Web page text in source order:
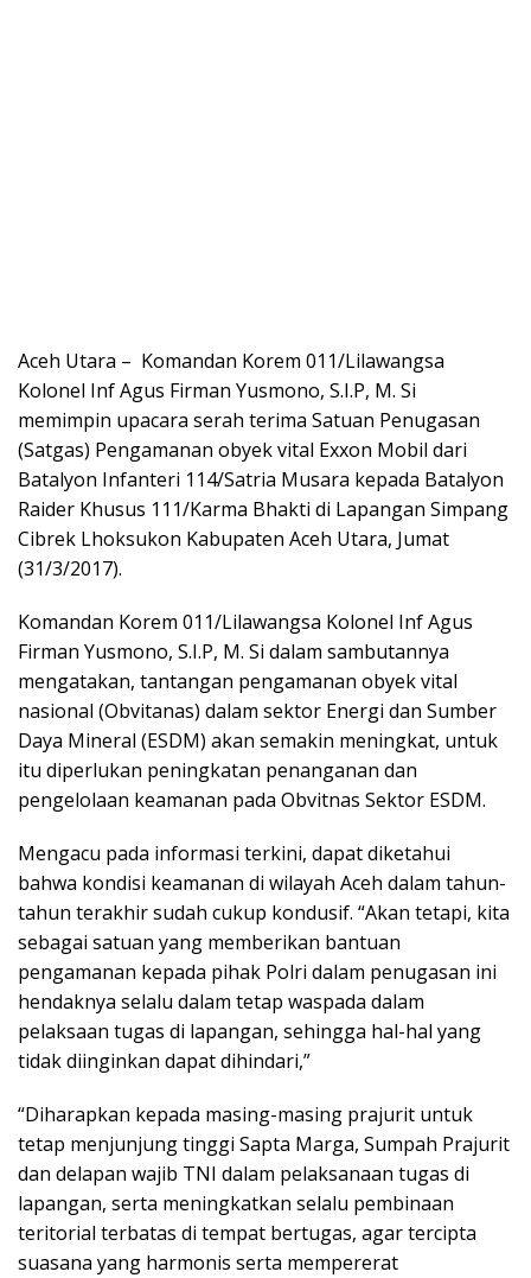
Aceh Utara – Komandan Korem 011/Lilawangsa
Kolonel Inf Agus Firman Yusmono, S.I.P, M. Si
memimpin upacara serah terima Satuan Penugasan
(Satgas) Pengamanan obyek vital Exxon Mobil dari
Batalyon Infanteri 114/Satria Musara kepada Batalyon
Raider Khusus 111/Karma Bhakti di Lapangan Simpang
Cibrek Lhoksukon Kabupaten Aceh Utara, Jumat
(31/3/2017).
Komandan Korem 011/Lilawangsa Kolonel Inf Agus
Firman Yusmono, S.I.P, M. Si dalam sambutannya
mengatakan, tantangan pengamanan obyek vital
nasional (Obvitanas) dalam sektor Energi dan Sumber
Daya Mineral (ESDM) akan semakin meningkat, untuk
itu diperlukan peningkatan penanganan dan
pengelolaan keamanan pada Obvitnas Sektor ESDM.
Mengacu pada informasi terkini, dapat diketahui
bahwa kondisi keamanan di wilayah Aceh dalam tahun-
tahun terakhir sudah cukup kondusif. “Akan tetapi, kita
sebagai satuan yang memberikan bantuan
pengamanan kepada pihak Polri dalam penugasan ini
hendaknya selalu dalam tetap waspada dalam
pelaksaan tugas di lapangan, sehingga hal-hal yang
tidak diinginkan dapat dihindari,”
“Diharapkan kepada masing-masing prajurit untuk
tetap menjunjung tinggi Sapta Marga, Sumpah Prajurit
dan delapan wajib TNI dalam pelaksanaan tugas di
lapangan, serta meningkatkan selalu pembinaan
teritorial terbatas di tempat bertugas, agar tercipta
suasana yang harmonis serta mempererat